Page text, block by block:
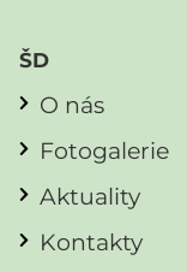
ŠD
O nás
Fotogalerie
Aktuality
Kontakty